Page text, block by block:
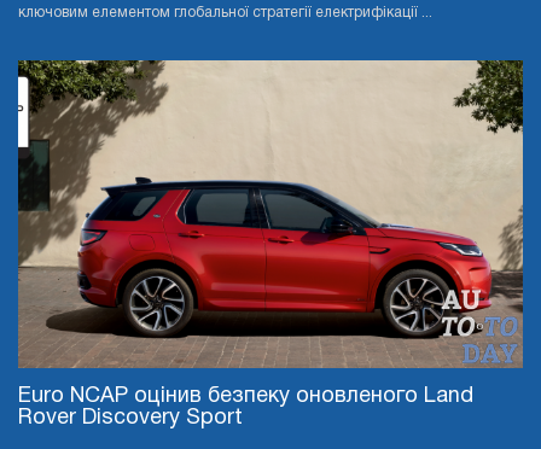
ключовим елементом глобальної стратегії електрифікації ...
Euro NCAP оцінив безпеку оновленого Land
Rover Discovery Sport